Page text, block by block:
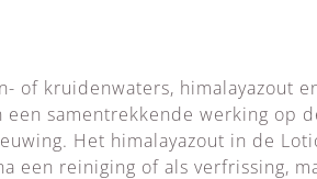
of kruidenwaters, himalayazout
samentrekkende werking op
Het himalayazout in de
een reiniging of als verfrissing,